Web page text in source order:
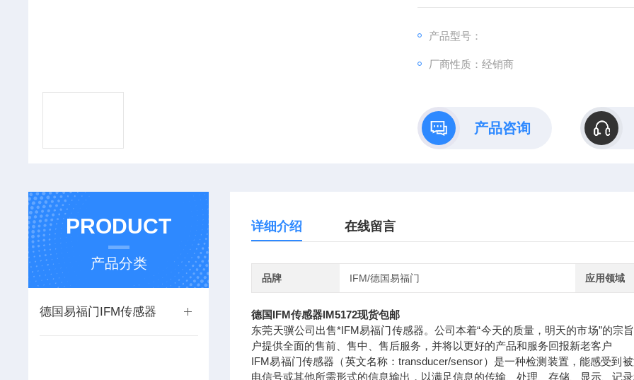
产品型号：
厂商性质：经销商
产品咨询
PRODUCT
产品分类
德国易福门IFM传感器
详细介绍 在线留言
品牌 IFM/德国易福门 应用领域
德国IFM传感器IM5172现货包邮
东莞天骥公司出售*IFM易福门传感器。公司本着“今天的质量，明天的市场”的
户提供全面的售前、售中、售后服务，并将以更好的产品和服务回报新老客户
IFM易福门传感器（英文名称：transducer/sensor）是一种检测装置，能感受到
电信号或其他所需形式的信息输出，以满足信息的传输、处理、存储、显示、记